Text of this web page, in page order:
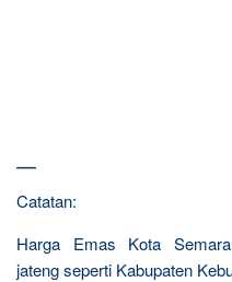
—
Catatan:
Harga Emas Kota
jateng seperti Kabupaten